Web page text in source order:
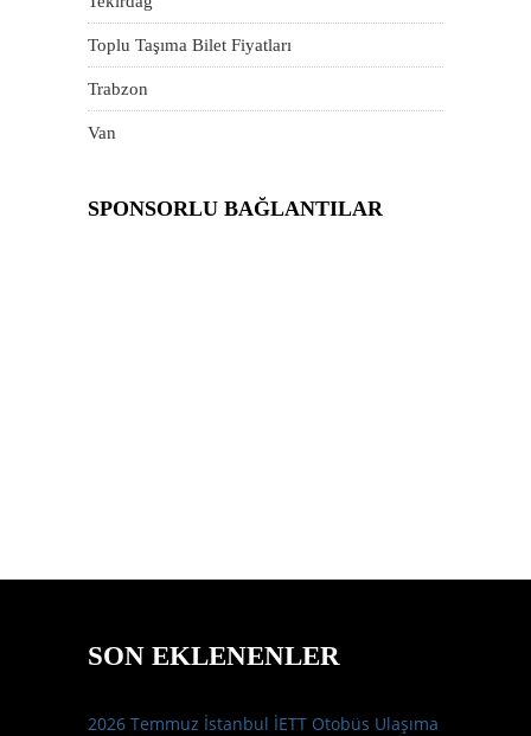
Toplu Taşıma Bilet Fiyatları
Trabzon
Van
SPONSORLU BAĞLANTILAR
SON EKLENENLER
2026 Temmuz İstanbul İETT Otobüs Ulaşıma